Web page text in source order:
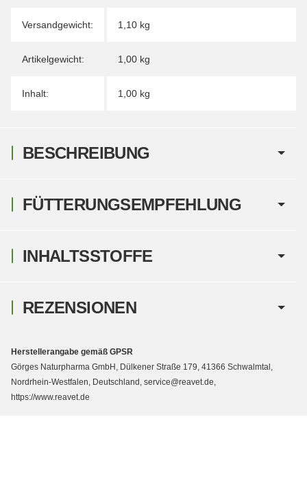
Versandgewicht: 1,10 kg
Artikelgewicht: 1,00 kg
Inhalt: 1,00 kg
BESCHREIBUNG
FÜTTERUNGSEMPFEHLUNG
INHALTSSTOFFE
REZENSIONEN
Herstellerangabe gemäß GPSR
Görges Naturpharma GmbH, Dülkener Straße 179, 41366 Schwalmtal,
Nordrhein-Westfalen, Deutschland, service@reavet.de,
https://www.reavet.de